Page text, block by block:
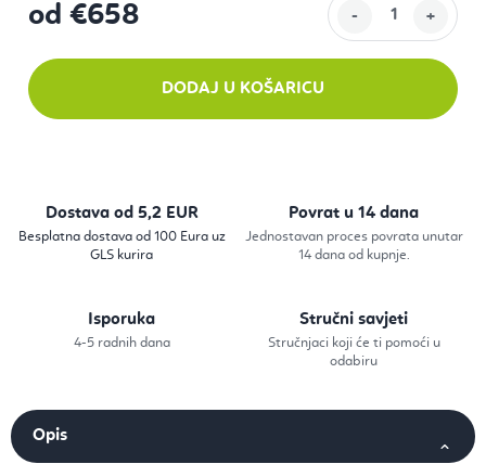
od €658
DODAJ U KOŠARICU
Dostava od 5,2 EUR
Besplatna dostava od 100 Eura uz
GLS kurira
Povrat u 14 dana
Jednostavan proces povrata unutar
14 dana od kupnje.
Isporuka
4-5 radnih dana
Stručni savjeti
Stručnjaci koji će ti pomoći u
odabiru